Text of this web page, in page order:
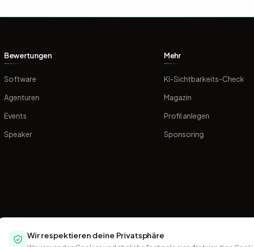
Bewertungen
Software
Agenturen
Events
Speaker
Mehr
KI-Sichtbarkeits-Check
Magazin
Profil anlegen
Sponsoring
Wir respektieren deine Privatsphäre